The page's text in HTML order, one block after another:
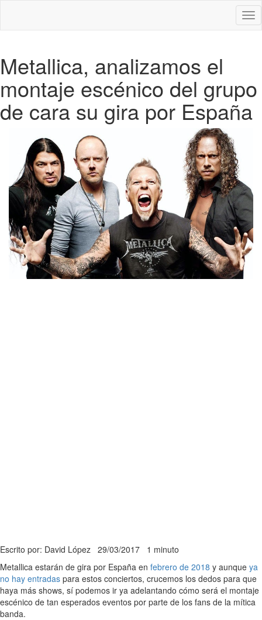
Metallica, analizamos el
montaje escénico del grupo
de cara su gira por España
Escrito por: David López 29/03/2017 1 minuto
Metallica estarán de gira por España en febrero de 2018 y aunque ya
no hay entradas para estos conciertos, crucemos los dedos para que
haya más shows, sí podemos ir ya adelantando cómo será el montaje
escénico de tan esperados eventos por parte de los fans de la mítica
banda.